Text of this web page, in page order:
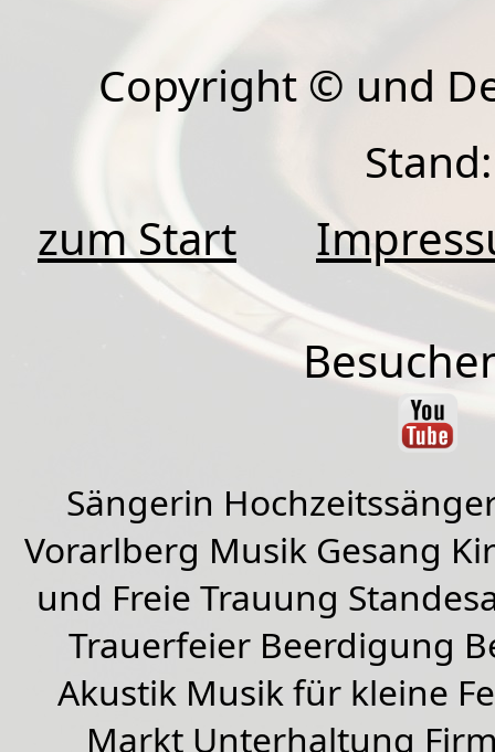
Copyright © und
zum Start
Sängerin
Vorarlberg Musik Gesang
und Freie Trauung
Trauerfeier Beerdigung
Akustik Musik für kleine
Markt Unterhaltung